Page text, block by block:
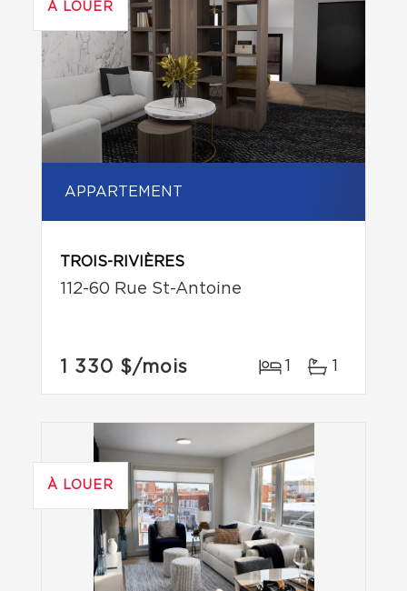
À LOUER
APPARTEMENT
TROIS-RIVIÈRES
112-60 Rue St-Antoine
1 330 $/mois 1 1
À LOUER